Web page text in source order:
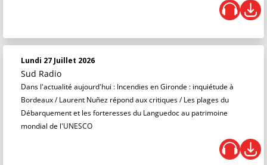
Lundi 27 Juillet 2026
Sud Radio
Dans l'actualité aujourd'hui : Incendies en Gironde : inquiétude à
Bordeaux / Laurent Nuñez répond aux critiques / Les plages du
Débarquement et les forteresses du Languedoc au patrimoine
mondial de l'UNESCO